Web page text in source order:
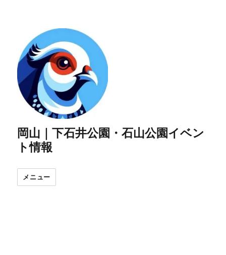
岡山｜下石井公園・石山公園イベン
ト情報
メニュー